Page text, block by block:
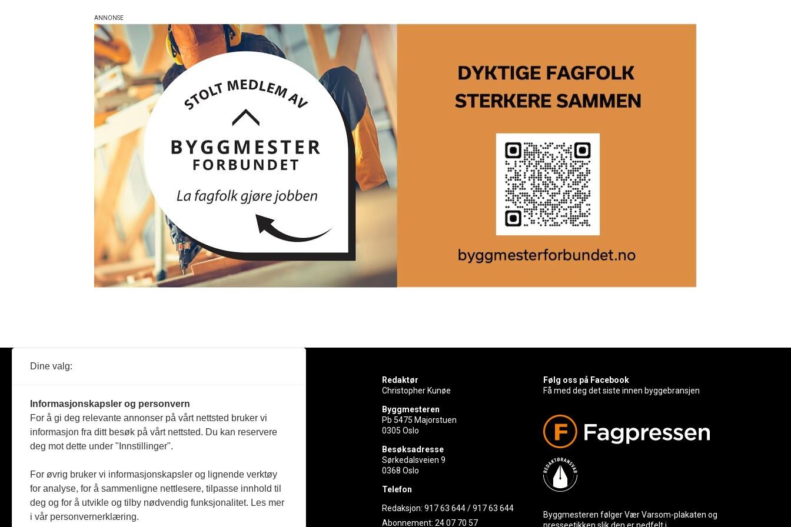
Reportasje
Produkter
Jobbmarked
Redaktør
Christopher Kunøe
Byggmesteren
Pb 5475 Majorstuen
0305 Oslo
Besøksadresse
Sørkedalsveien 9
0368 Oslo
Telefon
Redaksjon:917 63 644/917 63 644
Abonnement:24 07 70 57
Følg oss på Facebook
Få med deg det siste innen byggebransjen
Byggmesteren følger Vær Varsom-plakaten og
Dine valg:
Informasjonskapsler og personvern
For å gi deg relevante annonser på vårt nettsted bruker vi
informasjon fra ditt besøk på vårt nettsted. Du kan reservere
deg mot dette under "Innstillinger".
For øvrig bruker vi informasjonskapsler og lignende verktøy
for analyse, for å sammenligne nettlesere, tilpasse innhold til
deg og for å utvikle og tilby nødvendig funksjonalitet. Les mer
i vår personvernerklæring.